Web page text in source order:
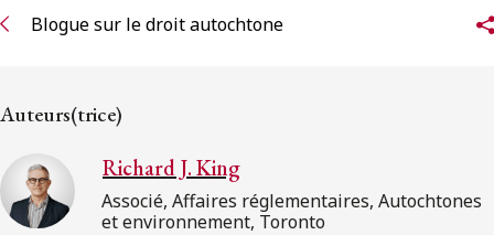
S’abonner
Blogue sur le droit autochtone
Auteurs(trice)
Richard J. King
Associé, Affaires réglementaires, Autochtones
et environnement, Toronto